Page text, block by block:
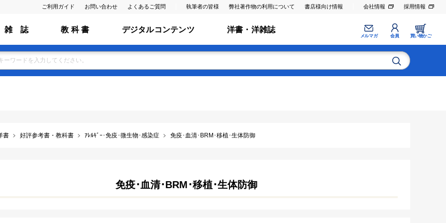
ご利用ガイド お問い合わせ よくあるご質問 執筆者の皆様 弊社著作物の利用について 書店様向け情報 会社情報 採用情報
雑 誌 教 科 書 デジタルコンテンツ 洋書・洋雑誌
メルマガ 会員 買い物かご
書 好評参考書・教科書 ｱﾚﾙｷﾞｰ･免疫･微生物･感染症 免疫･血清･BRM･移植･生体防御
免疫･血清･BRM･移植･生体防御